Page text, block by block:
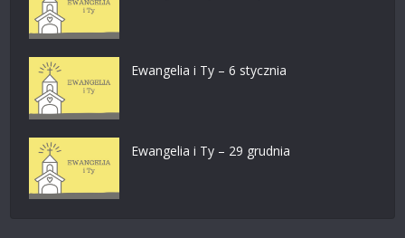
Ewangelia i Ty – 6 stycznia
Ewangelia i Ty – 29 grudnia